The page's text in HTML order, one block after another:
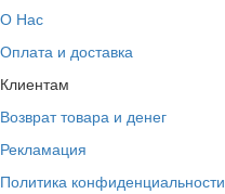
О Нас
Оплата и доставка
Клиентам
Возврат товара и денег
Рекламация
Политика конфиденциальности